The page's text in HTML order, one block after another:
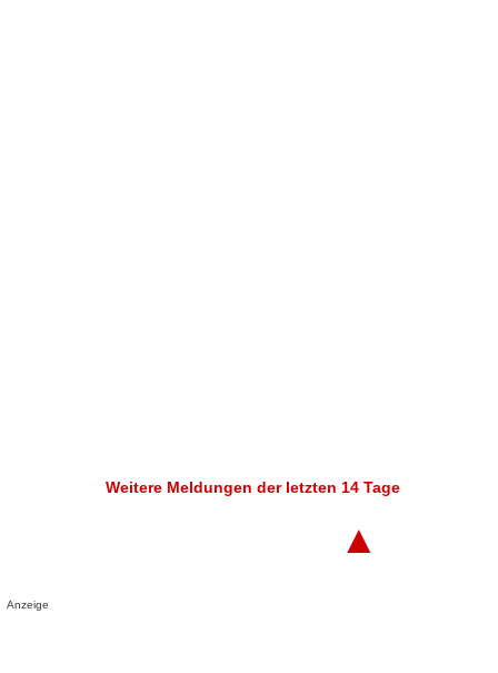
Weitere Meldungen der letzten 14 Tage
▲
Anzeige